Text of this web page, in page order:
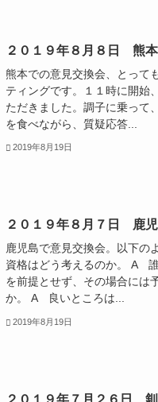
２０１９年８月８日 熊本
熊本での意見交換会、とって
ティングです。１１時に開始
ただきました。調子に乗って
を食べながら、質疑応答...
2019年8月19日
２０１９年８月７日 鹿
鹿児島で意見交換会。以下
資格はどう考えるのか。 A
を前提とせず、その場合に
か。 A 良いところは...
2019年8月19日
２０１９年７月２６日